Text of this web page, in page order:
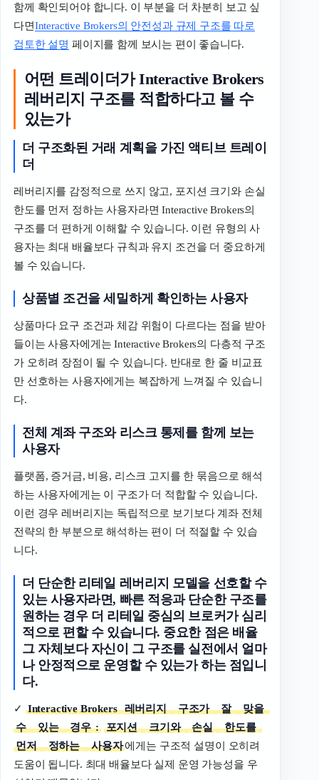
함께 확인되어야 합니다. 이 부분을 더 차분히 보고 싶
다면Interactive Brokers의 안전성과 규제 구조를 따로
검토한 설명 페이지를 함께 보시는 편이 좋습니다.
어떤 트레이더가 Interactive Brokers
레버리지 구조를 적합하다고 볼 수
있는가
더 구조화된 거래 계획을 가진 액티브 트레이
더
레버리지를 감정적으로 쓰지 않고, 포지션 크기와 손실
한도를 먼저 정하는 사용자라면 Interactive Brokers의
구조를 더 편하게 이해할 수 있습니다. 이런 유형의 사
용자는 최대 배율보다 규칙과 유지 조건을 더 중요하게
볼 수 있습니다.
상품별 조건을 세밀하게 확인하는 사용자
상품마다 요구 조건과 체감 위험이 다르다는 점을 받아
들이는 사용자에게는 Interactive Brokers의 다층적 구조
가 오히려 장점이 될 수 있습니다. 반대로 한 줄 비교표
만 선호하는 사용자에게는 복잡하게 느껴질 수 있습니
다.
전체 계좌 구조와 리스크 통제를 함께 보는
사용자
플랫폼, 증거금, 비용, 리스크 고지를 한 묶음으로 해석
하는 사용자에게는 이 구조가 더 적합할 수 있습니다.
이런 경우 레버리지는 독립적으로 보기보다 계좌 전체
전략의 한 부분으로 해석하는 편이 더 적절할 수 있습
니다.
더 단순한 리테일 레버리지 모델을 선호할 수
있는 사용자라면, 빠른 적응과 단순한 구조를
원하는 경우 더 리테일 중심의 브로커가 심리
적으로 편할 수 있습니다. 중요한 점은 배율
그 자체보다 자신이 그 구조를 실전에서 얼마
나 안정적으로 운영할 수 있는가 하는 점입니
다.
✓ Interactive Brokers 레버리지 구조가 잘
맞을
수
있는 경우 : 포지션 크기와 손실
한도를
먼저
정하는 사용자에게는 구조적 설명이 오히려
도움이 됩니다. 최대 배율보다 실제 운영 가능성을 우